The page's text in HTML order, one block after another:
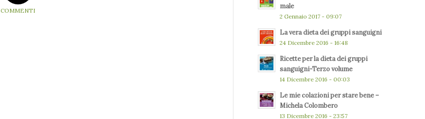
COMMENTI
male
2 Gennaio 2017 - 09:07
La vera dieta dei gruppi sanguigni
24 Dicembre 2016 - 16:48
Ricette per la dieta dei gruppi
sanguigni-Terzo volume
14 Dicembre 2016 - 00:03
Le mie colazioni per stare bene –
Michela Colombero
13 Dicembre 2016 - 23:57